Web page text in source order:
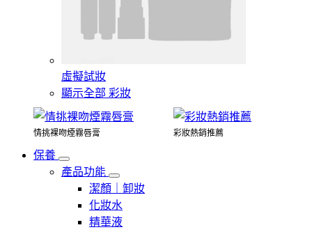
虛擬試妝
顯示全部 彩妝
情挑裸吻煙霧唇膏 彩妝熱銷推薦
保養
產品功能
潔顏｜卸妝
化妝水
精華液